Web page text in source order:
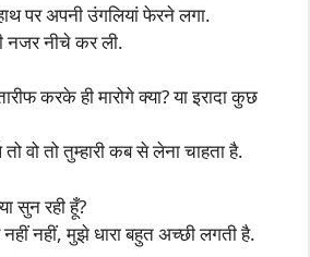
पर अपनी उंगलियां फेरने लगा.
नजर नीचे कर ली.
करके ही मारोगे क्या? या इरादा कुछ
वो तो तुम्हारी कब से लेना चाहता है.
सुन रही हूँ?
नहीं, मुझे धारा बहुत अच्छी लगती है.